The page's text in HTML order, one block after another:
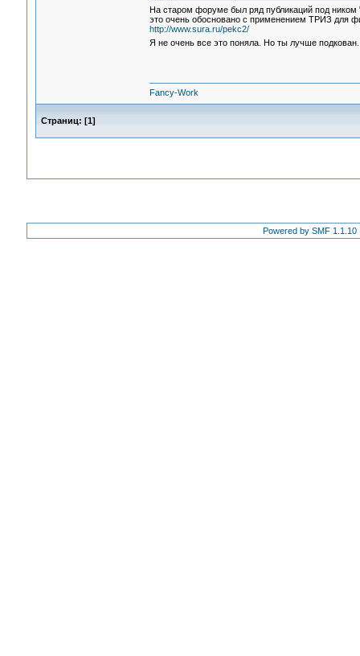
На старом форуме был ряд публикаций под
это очень обосновано с применением ТРИЗ для
http://www.sura.ru/pekc2/
Я не очень все это поняла. Но ты лучше
Fancy-Work
Страниц: [1]
Powered by SMF 1.1.10